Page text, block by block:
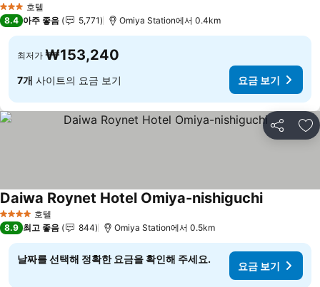
3 성급 호텔
8.4 아주 좋음 5,771 Omiya Station에서 0.4km
최저가 ₩153,240
7개 사이트의 요금 보기 요금 보기
공유 즐
4 성급 호텔
Daiwa Roynet Hotel Omiya-nishiguchi요금 보기
8.9 최고 좋음 844 Omiya Station에서 0.5km
날짜를 선택해 정확한 요금을 확인해 주세요.
요금 보기